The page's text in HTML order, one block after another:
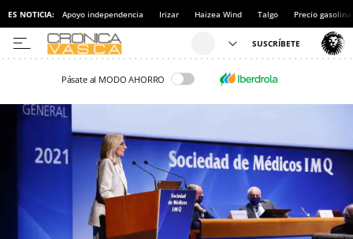
ES NOTICIA: Apoyo independencia Irizar Haizea Wind Talgo Precio gasolina
Pásate al MODO AHORRO